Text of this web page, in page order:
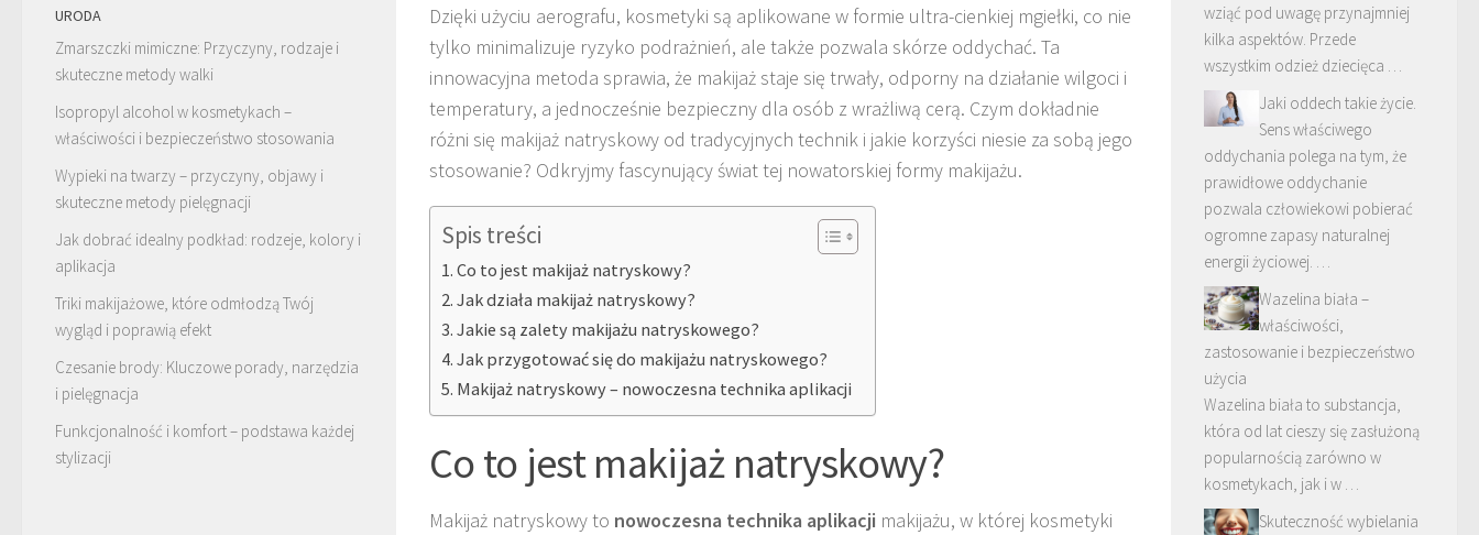
Dzięki użyciu aerografu, kosmetyki są aplikowane w formie ultra-cienkiej mgiełki, co nie
tylko minimalizuje ryzyko podrażnień, ale także pozwala skórze oddychać. Ta
innowacyjna metoda sprawia, że makijaż staje się trwały, odporny na działanie wilgoci i
temperatury, a jednocześnie bezpieczny dla osób z wrażliwą cerą. Czym dokładnie
różni się makijaż natryskowy od tradycyjnych technik i jakie korzyści niesie za sobą jego
stosowanie? Odkryjmy fascynujący świat tej nowatorskiej formy makijażu.
Spis treści
Co to jest makijaż natryskowy?
Jak działa makijaż natryskowy?
Jakie są zalety makijażu natryskowego?
Jak przygotować się do makijażu natryskowego?
Makijaż natryskowy – nowoczesna technika aplikacji
Co to jest makijaż natryskowy?
Makijaż natryskowy to nowoczesna technika aplikacji makijażu, w której kosmetyki
URODA
Zmarszczki mimiczne: Przyczyny, rodzaje i
skuteczne metody walki
Isopropyl alcohol w kosmetykach –
właściwości i bezpieczeństwo stosowania
Wypieki na twarzy – przyczyny, objawy i
skuteczne metody pielęgnacji
Jak dobrać idealny podkład: rodzeje, kolory i
aplikacja
Triki makijażowe, które odmłodzą Twój
wygląd i poprawią efekt
Czesanie brody: Kluczowe porady, narzędzia
i pielęgnacja
Funkcjonalność i komfort – podstawa każdej
stylizacji
wziąć pod uwagę przynajmniej
kilka aspektów. Przede
wszystkim odzież dziecięca …
Jaki oddech takie życie.
Sens właściwego
oddychania polega na tym, że
prawidłowe oddychanie
pozwala człowiekowi pobierać
ogromne zapasy naturalnej
energii życiowej. …
Wazelina biała –
właściwości,
zastosowanie i bezpieczeństwo
użycia
Wazelina biała to substancja,
która od lat cieszy się zasłużoną
popularnością zarówno w
kosmetykach, jak i w …
Skuteczność wybielania